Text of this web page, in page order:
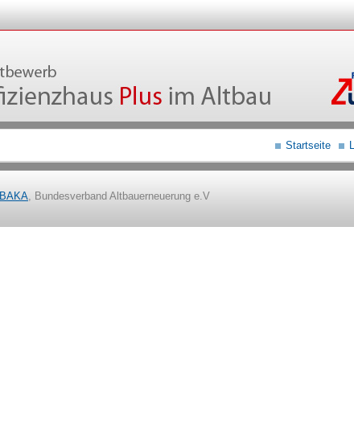
Startseite
BAKA, Bundesverband Altbauerneuerung e.V